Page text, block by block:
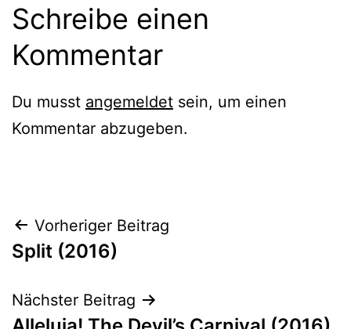
Schreibe einen
Kommentar
Du musst angemeldet sein, um einen
Kommentar abzugeben.
Beitragsnavigation
Vorheriger Beitrag
Split (2016)
Nächster Beitrag